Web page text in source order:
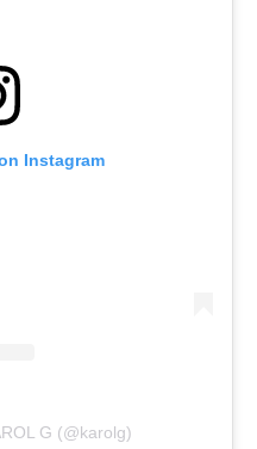
Instagram
G (@karolg)